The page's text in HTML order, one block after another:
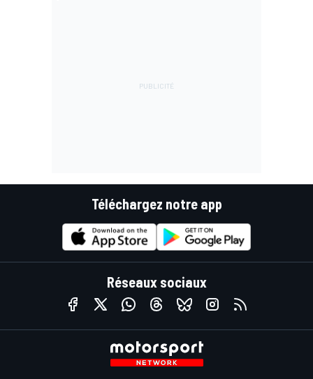
Téléchargez notre app
Réseaux sociaux